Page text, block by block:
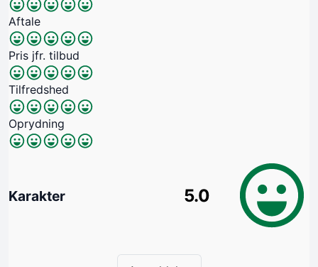
Aftale
Pris jfr. tilbud
Tilfredshed
Oprydning
Karakter 5.0